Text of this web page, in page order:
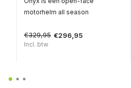
motorhelm all season
€329,95 €296,95
Incl. btw